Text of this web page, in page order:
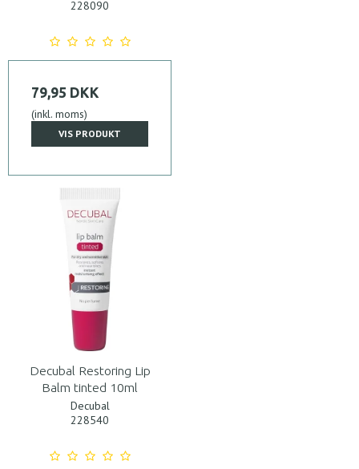
228090
79,95 DKK
(inkl. moms)
VIS PRODUKT
Decubal Restoring Lip
Balm tinted 10ml
Decubal
228540